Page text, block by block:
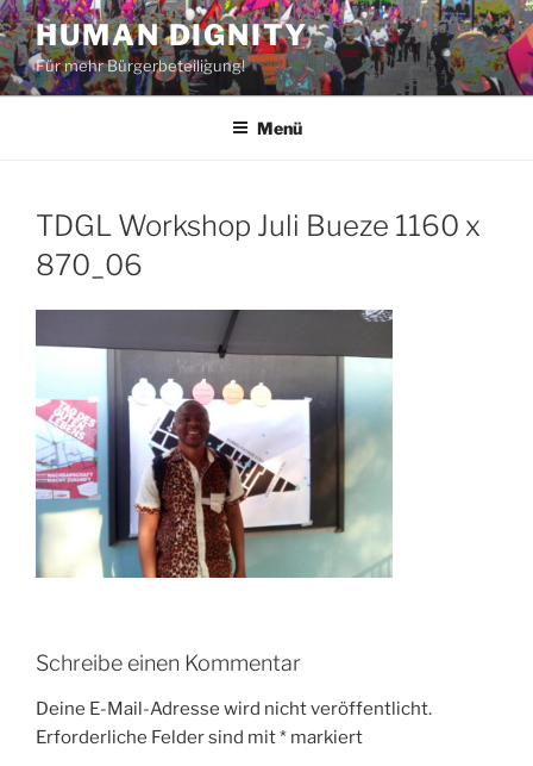
Zum
Inhalt
springen
HUMAN DIGNITY
Für mehr Bürgerbeteiligung!
Menü
TDGL Workshop Juli Bueze 1160 x
870_06
Schreibe einen Kommentar
Deine E-Mail-Adresse wird nicht veröffentlicht.
Erforderliche Felder sind mit* markiert